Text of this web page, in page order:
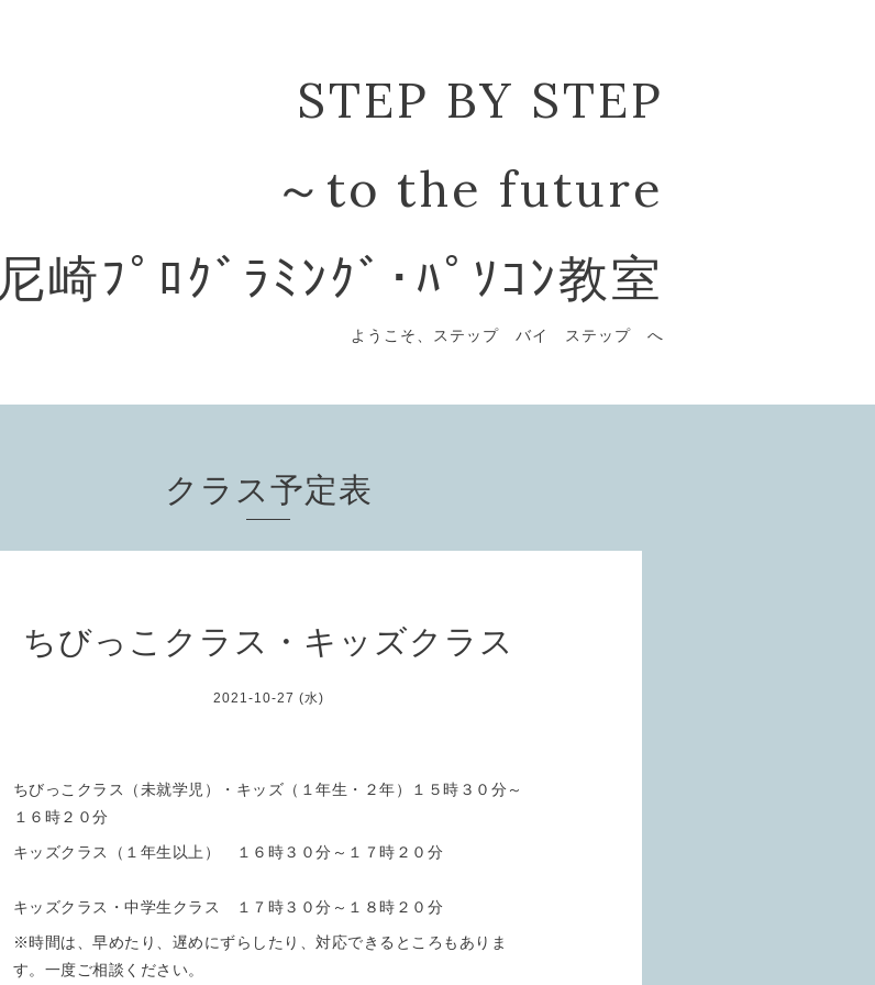
STEP BY STEP
～to the future
尼崎ﾌﾟﾛｸﾞﾗﾐﾝｸﾞ･ﾊﾟｿｺﾝ教室
ようこそ、ステップ バイ ステップ へ
クラス予定表
ちびっこクラス・キッズクラス
2021-10-27 (水)
ちびっこクラス（未就学児）・キッズ（１年生・２年）１５時３０分～
１６時２０分
キッズクラス（１年生以上） １６時３０分～１７時２０分
キッズクラス・中学生クラス １７時３０分～１８時２０分
※時間は、早めたり、遅めにずらしたり、対応できるところもありま
す。一度ご相談ください。